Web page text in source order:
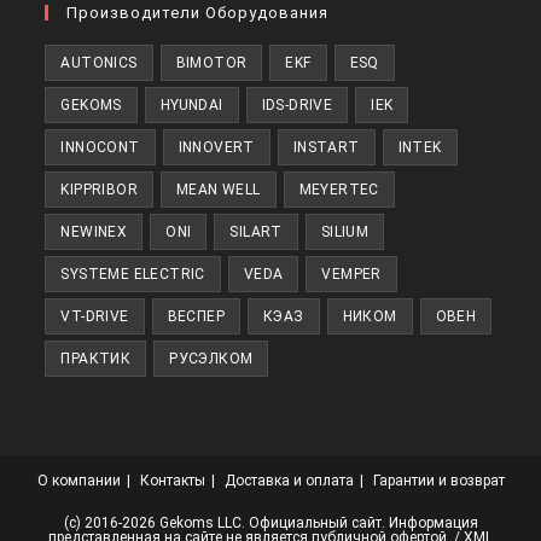
в
вкладке
Производители Оборудования
AUTONICS BIMOTOR EKF ESQ
GEKOMS HYUNDAI IDS-DRIVE IEK
INNOCONT INNOVERT INSTART INTEK
KIPPRIBOR MEAN WELL MEYERTEC
NEWINEX ONI SILART SILIUM
SYSTEME ELECTRIC VEDA VEMPER
VT-DRIVE ВЕСПЕР КЭАЗ НИКОМ ОВЕН
ПРАКТИК РУСЭЛКОМ
О компании Контакты Доставка и оплата Гарантии и возврат
(с) 2016-2026 Gekoms LLC. Официальный сайт. Информация
представленная на сайте не является публичной офертой. / XML